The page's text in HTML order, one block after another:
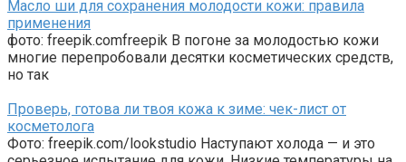
Масло ши для сохранения молодости кожи: правила
применения
фото: freepik.comfreepik В погоне за молодостью кожи
многие перепробовали десятки косметических средств,
но так
Проверь, готова ли твоя кожа к зиме: чек-лист от
косметолога
Фото: freepik.com/lookstudio Наступают холода — и это